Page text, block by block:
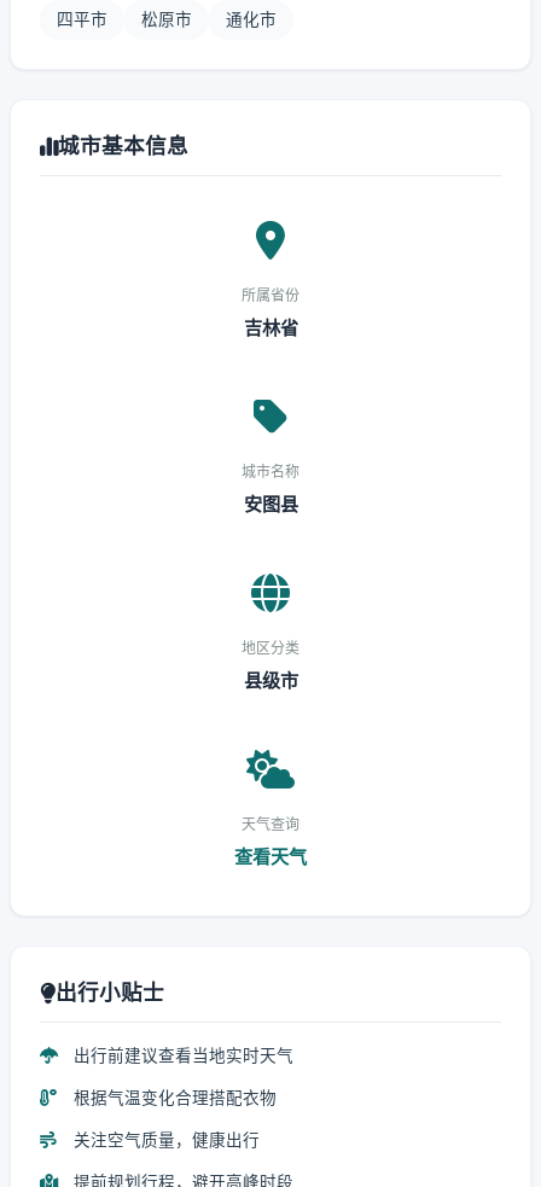
四平市 松原市 通化市
城市基本信息
所属省份
吉林省
城市名称
安图县
地区分类
县级市
天气查询
查看天气
出行小贴士
出行前建议查看当地实时天气
根据气温变化合理搭配衣物
关注空气质量，健康出行
提前规划行程，避开高峰时段